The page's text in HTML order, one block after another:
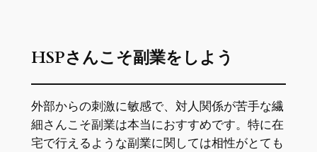
HSPさんこそ副業をしよう
外部からの刺激に敏感で、対人関係が苦手な繊
細さんこそ副業は本当におすすめです。特に在
宅で行えるような副業に関しては相性がとても